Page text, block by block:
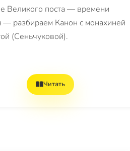
Великого поста — времени
— разбираем Канон с монахиней
(Сеньчуковой).
Читать